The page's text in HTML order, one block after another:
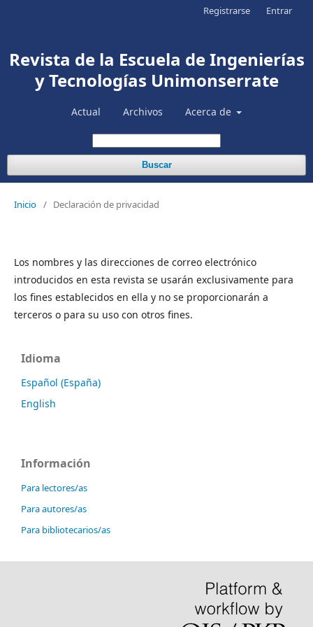
Revista de la Escuela de Ingenierías
y Tecnologías Unimonserrate
Actual Archivos Acerca de
Buscar
Registrarse Entrar
Inicio / Declaración de privacidad
Los nombres y las direcciones de correo electrónico
introducidos en esta revista se usarán exclusivamente para
los fines establecidos en ella y no se proporcionarán a
terceros o para su uso con otros fines.
Idioma
Español (España)
English
Información
Para lectores/as
Para autores/as
Para bibliotecarios/as